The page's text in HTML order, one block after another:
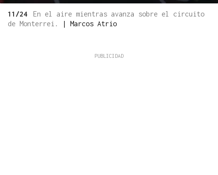
11/24
En el aire mientras avanza sobre el circuito
de Monterrei.
| Marcos Atrio